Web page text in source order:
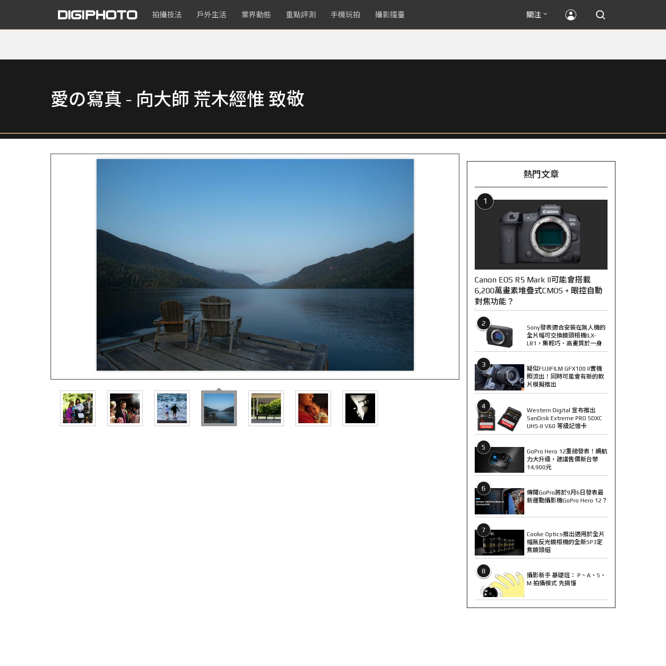
拍攝技法 戶外生活 業界動態 重點評測 手機玩拍 攝影擂臺 關注
愛の寫真 - 向大師 荒木經惟 致敬
熱門文章
1
Canon EOS R5 Mark II可能會搭載
6,200萬畫素堆疊式CMOS + 眼控自動
對焦功能？
2
Sony發表適合安裝在無人機的
全片幅可交換鏡頭相機ILX-
LR1，集輕巧、高畫質於一身
3
疑似FUJIFILM GFX100 II實機
照流出！同時可能會有新的軟
片模擬推出
4
Western Digital 宣布推出
SanDisk Extreme PRO SDXC
UHS-II V60 等級記憶卡
5
GoPro Hero 12重磅發表！續航
力大升級，建議售價新台幣
14,900元
6
傳聞GoPro將於9月6日發表最
新運動攝影機GoPro Hero 12？
7
Cooke Optics推出適用於全片
幅無反光鏡相機的全新SP3定
焦鏡頭組
8
攝影新手 基礎班： P、A、S、
M 拍攝模式 先搞懂